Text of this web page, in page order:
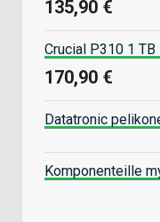
135,90 €
Crucial P310 1
170,90 €
Datatronic
Komponenteille